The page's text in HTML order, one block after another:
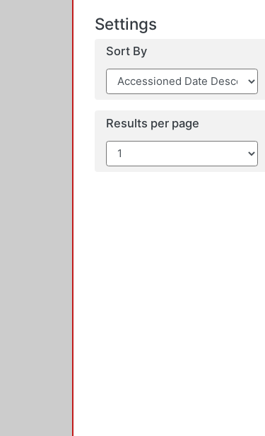
Settings
Sort By
Results per page